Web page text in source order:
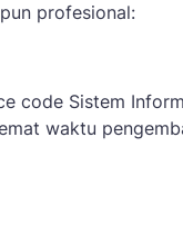
profesional:
code Sistem
waktu